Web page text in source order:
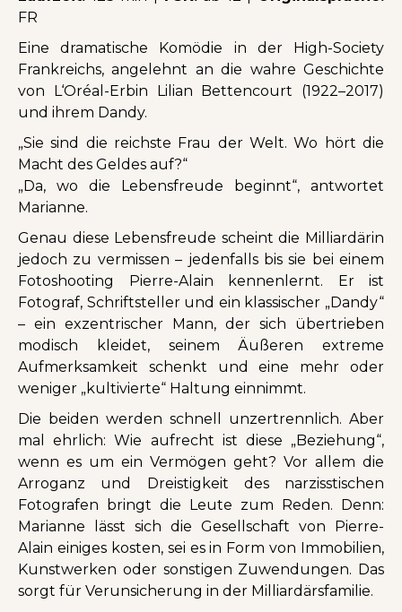
FR
Eine dramatische Komödie in der High-Society
Frankreichs, angelehnt an die wahre Geschichte
von L‘Oréal-Erbin Lilian Bettencourt (1922–2017)
und ihrem Dandy.
„Sie sind die reichste Frau der Welt. Wo hört die
Macht des Geldes auf?“
„Da, wo die Lebensfreude beginnt“, antwortet
Marianne.
Genau diese Lebensfreude scheint die Milliardärin
jedoch zu vermissen – jedenfalls bis sie bei einem
Fotoshooting Pierre-Alain kennenlernt. Er ist
Fotograf, Schriftsteller und ein klassischer „Dandy“
– ein exzentrischer Mann, der sich übertrieben
modisch kleidet, seinem Äußeren extreme
Aufmerksamkeit schenkt und eine mehr oder
weniger „kultivierte“ Haltung einnimmt.
Die beiden werden schnell unzertrennlich. Aber
mal ehrlich: Wie aufrecht ist diese „Beziehung“,
wenn es um ein Vermögen geht? Vor allem die
Arroganz und Dreistigkeit des narzisstischen
Fotografen bringt die Leute zum Reden. Denn:
Marianne lässt sich die Gesellschaft von Pierre-
Alain einiges kosten, sei es in Form von Immobilien,
Kunstwerken oder sonstigen Zuwendungen. Das
sorgt für Verunsicherung in der Milliardärsfamilie.